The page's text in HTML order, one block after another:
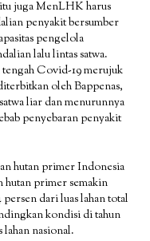
juga MenLHK harus
penyakit bersumber
pengelola
lalu lintas satwa.
Covid-19 merujuk
oleh Bappenas,
liar dan menurunnya
penyebaran penyakit
hutan primer Indonesia
hutan primer semakin
dari luas lahan total
kondisi di tahun
lahan nasional.